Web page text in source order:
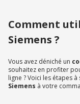
Comment
Siemens ?
Vous avez déniché un
souhaitez en profiter
ligne ? Voici les étapes
Siemens à votre